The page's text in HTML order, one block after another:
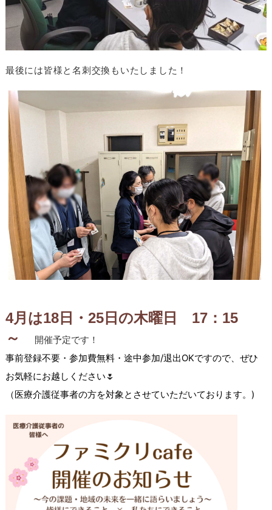
最後には皆様と名刺交換もいたしました！
4月は18日・25日の木曜日 17：15
～
開催予定です！
事前登録不要・参加費無料・途中参加/退出OKですので、 ぜひ
お気軽にお越しください🌷
（医療介護従事者の方を対象とさせていただいております。)